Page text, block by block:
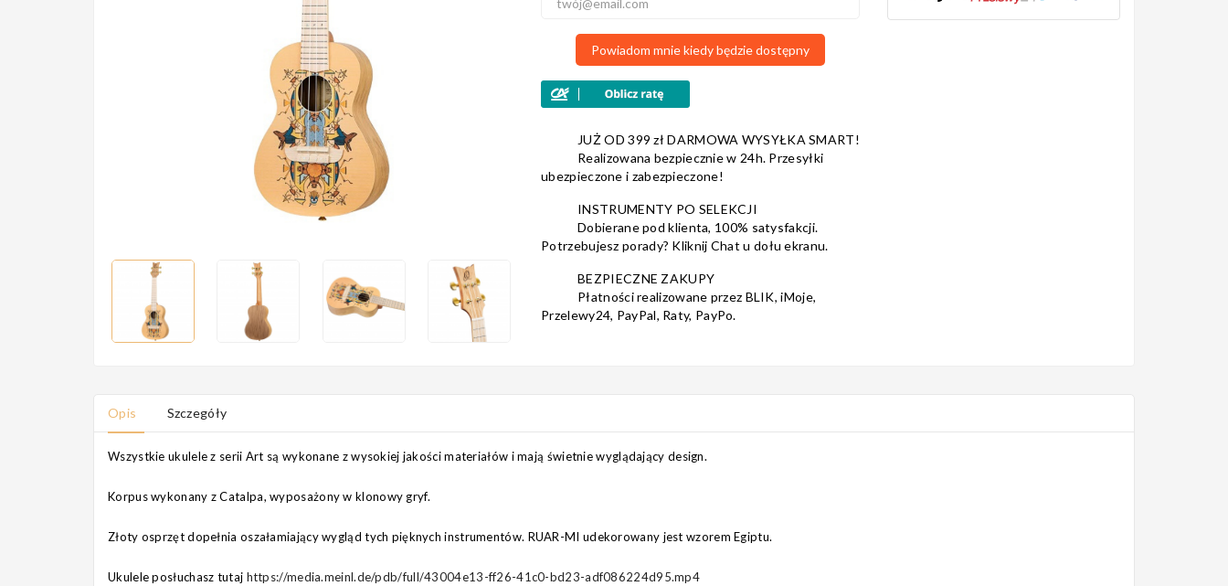
Powiadom mnie kiedy będzie dostępny
JUŻ OD 399 zł DARMOWA WYSYŁKA SMART!
Realizowana bezpiecznie w 24h. Przesyłki
ubezpieczone i zabezpieczone!
INSTRUMENTY PO SELEKCJI
Dobierane pod klienta, 100% satysfakcji.
Potrzebujesz porady? Kliknij Chat u dołu ekranu.
BEZPIECZNE ZAKUPY
Płatności realizowane przez BLIK, iMoje,
Przelewy24, PayPal, Raty, PayPo.
Opis Szczegóły
Wszystkie ukulele z serii Art są wykonane z wysokiej jakości materiałów i mają świetnie wyglądający design.
Korpus wykonany z Catalpa, wyposażony w klonowy gryf.
Złoty osprzęt dopełnia oszałamiający wygląd tych pięknych instrumentów. RUAR-MI udekorowany jest wzorem Egiptu.
Ukulele posłuchasz tutaj https://media.meinl.de/pdb/full/43004e13-ff26-41c0-bd23-adf086224d95.mp4